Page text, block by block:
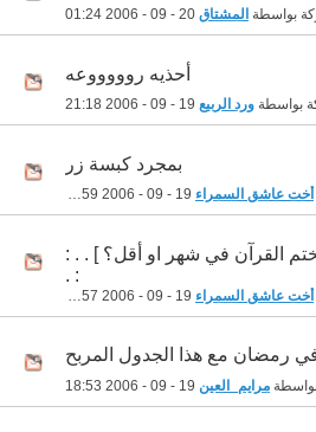
بواسطة المشتاق 01:24
أحذيه روووووعه
بواسطة ورد الربيع 21:18
بمجرد كبسة زر
أخت عاشق السمراء 19:59
القرآن في شهر او أقل؟ ] . . :
: .
أخت عاشق السمراء 19:57
رمضان مع هذا الجدول المربح
مرايم_العين 18:53